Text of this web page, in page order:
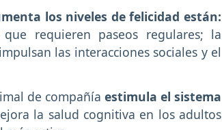
los niveles de felicidad están:
requieren paseos regulares; la
las interacciones sociales y el
de compañía estimula el sistema
la salud cognitiva en los adultos